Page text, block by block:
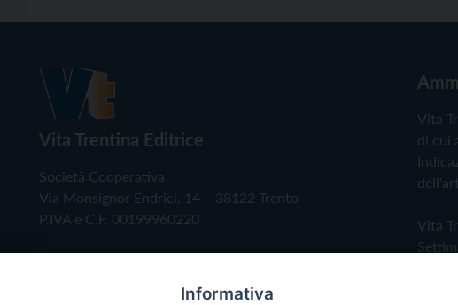
Vita Trentina Editrice
Società Cooperativa
Via Monsignor Endrici, 14 – 38122 Trento
P.IVA e C.F. 00199960220
Vita
di cui
Vita
Informativa